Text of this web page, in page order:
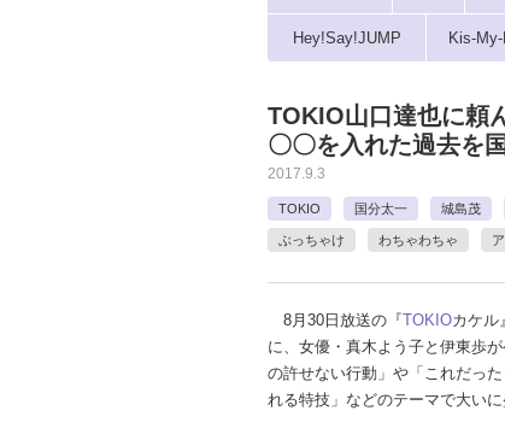
Hey!Say!JUMP Kis-
TOKIO山口達也に頼
〇〇を入れた過去を
2017.9.3
TOKIO 国分太一 城島茂
ぶっちゃけ わちゃわちゃ
8月30日放送の『TOKIOカケル
に、女優・真木よう子と伊東歩
の許せない行動」や「これだっ
れる特技」などのテーマで大いに